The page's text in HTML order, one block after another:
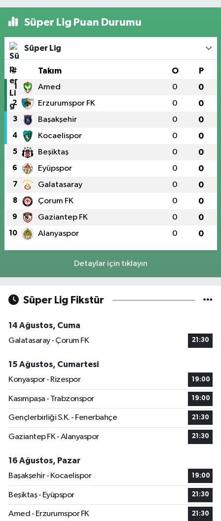
Süper Lig Puan Durumu
Süper Lig
# Takım O P
1 Amed 0 0
2 Erzurumspor FK 0 0
3 Başakşehir 0 0
4 Kocaelispor 0 0
5 Beşiktaş 0 0
6 Eyüpspor 0 0
7 Galatasaray 0 0
8 Çorum FK 0 0
9 Gaziantep FK 0 0
10 Alanyaspor 0 0
Detaylar için tıklayın
Süper Lig Fikstür
14 Ağustos, Cuma
Galatasaray - Çorum FK
21:30
15 Ağustos, Cumartesi
Konyaspor - Rizespor
19:00
Kasımpaşa - Trabzonspor 19:00
Gençlerbirliği S.K. - Fenerbahçe 21:30
Gaziantep FK - Alanyaspor 21:30
16 Ağustos, Pazar
Başakşehir - Kocaelispor
19:00
Beşiktaş - Eyüpspor 21:30
Amed - Erzurumspor FK 21:30